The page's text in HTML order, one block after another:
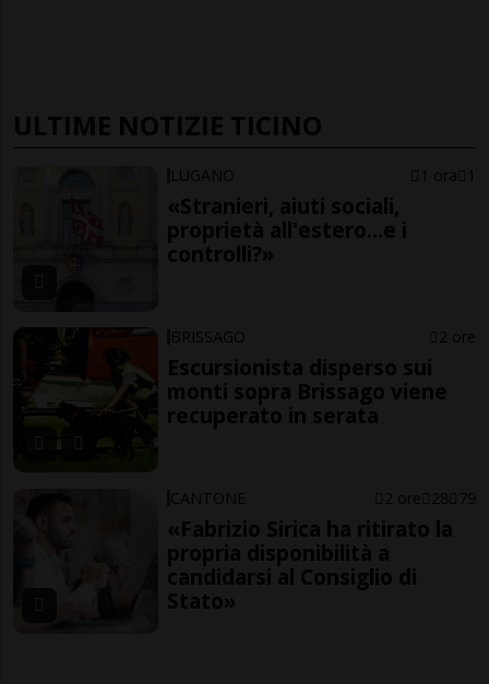
ULTIME NOTIZIE TICINO
LUGANO 1 ora 1
«Stranieri, aiuti sociali,
proprietà all'estero...e i
controlli?»
BRISSAGO 2 ore
Escursionista disperso sui
monti sopra Brissago viene
recuperato in serata
CANTONE 2 ore 28 79
«Fabrizio Sirica ha ritirato la
propria disponibilità a
candidarsi al Consiglio di
Stato»